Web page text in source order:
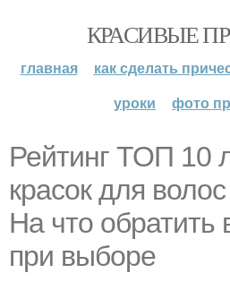
КРАСИВЫЕ
главная как сделать
уроки
фото
Рейтинг ТОП 10
красок для
На что обратить
при выборе